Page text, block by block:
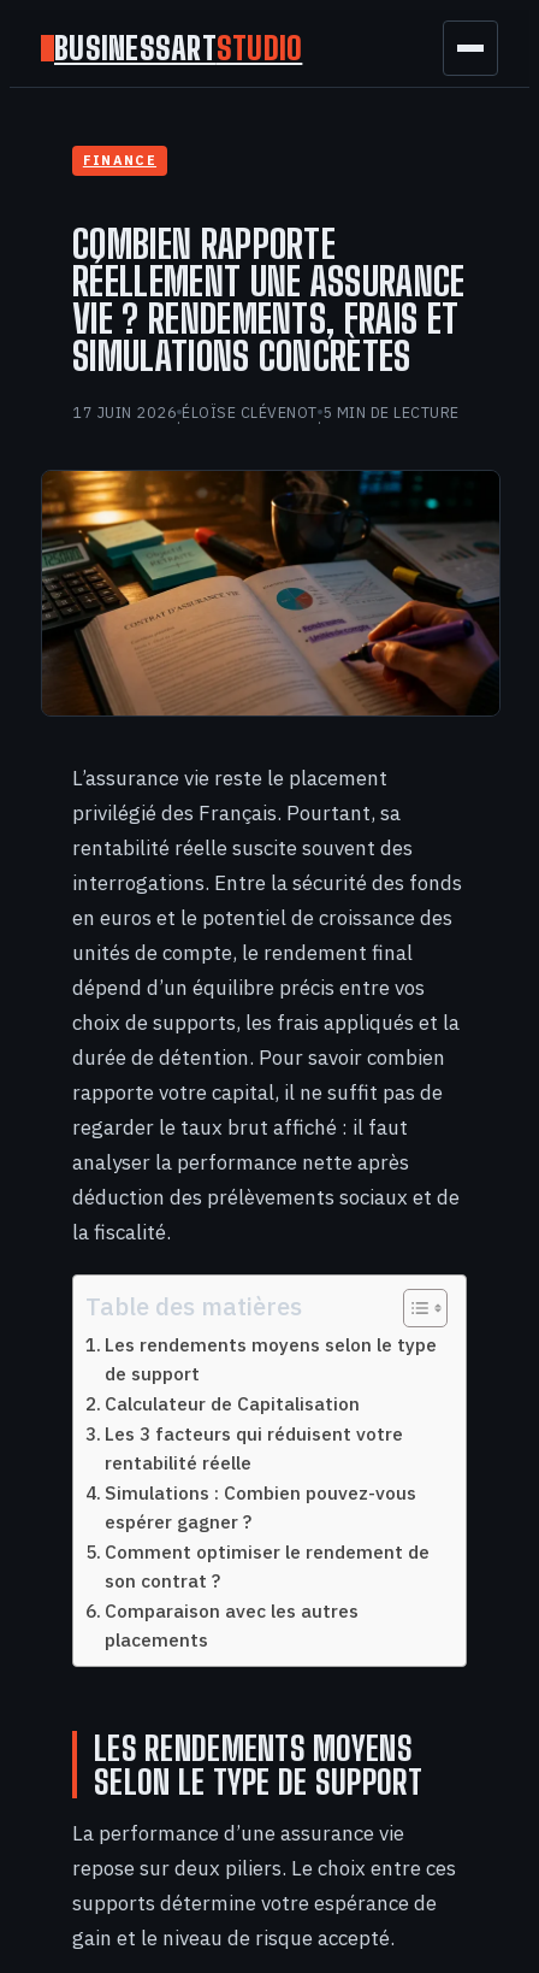
BUSINESSARTSTUDIO
FINANCE
TECH
FINANCE
COMBIEN RAPPORTE
RÉELLEMENT UNE ASSURANCE
VIE ? RENDEMENTS, FRAIS ET
SIMULATIONS CONCRÈTES
17 JUIN 2026·ÉLOÏSE CLÉVENOT·5 MIN DE LECTURE
L’assurance vie reste le placement
privilégié des Français. Pourtant, sa
rentabilité réelle suscite souvent des
interrogations. Entre la sécurité des fonds
en euros et le potentiel de croissance des
unités de compte, le rendement final
dépend d’un équilibre précis entre vos
choix de supports, les frais appliqués et la
durée de détention. Pour savoir combien
rapporte votre capital, il ne suffit pas de
regarder le taux brut affiché : il faut
analyser la performance nette après
déduction des prélèvements sociaux et de
la fiscalité.
Table des matières
Les rendements moyens selon le type
de support
Calculateur de Capitalisation
Les 3 facteurs qui réduisent votre
rentabilité réelle
Simulations : Combien pouvez-vous
espérer gagner ?
Comment optimiser le rendement de
son contrat ?
Comparaison avec les autres
placements
LES RENDEMENTS MOYENS
SELON LE TYPE DE SUPPORT
La performance d’une assurance vie
repose sur deux piliers. Le choix entre ces
supports détermine votre espérance de
gain et le niveau de risque accepté.